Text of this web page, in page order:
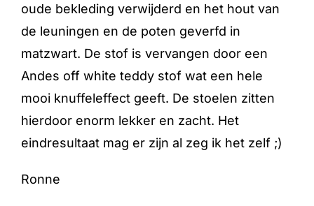
oude bekleding verwijderd en het hout van
de leuningen en de poten geverfd in
matzwart. De stof is vervangen door een
Andes off white teddy stof wat een hele
mooi knuffeleffect geeft. De stoelen zitten
hierdoor enorm lekker en zacht. Het
eindresultaat mag er zijn al zeg ik het zelf ;)
Ronne